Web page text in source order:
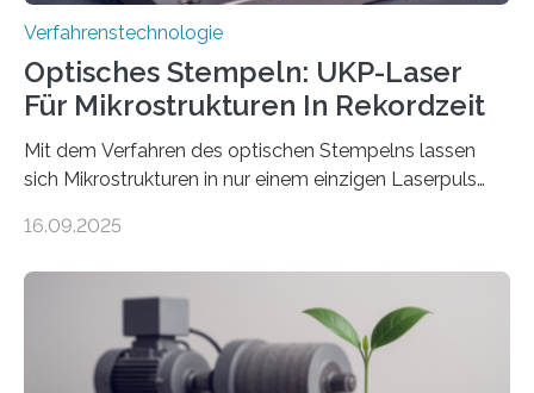
Verfahrenstechnologie
Optisches Stempeln: UKP-Laser
Für Mikrostrukturen In Rekordzeit
Mit dem Verfahren des optischen Stempelns lassen
sich Mikrostrukturen in nur einem einzigen Laserpuls
zeitaufwändiges Abscannen der Fläche. Am Fraunhofer
RWTH Aachen den Strahl eines Ultrakurzpulslasers
mithilfe eines Spatial Light Modulators (SLM) exakt in
das gewünschte Muster und bringen es direkt auf die
Werkstückoberfläche. Das beschleunigt die
16.09.2025